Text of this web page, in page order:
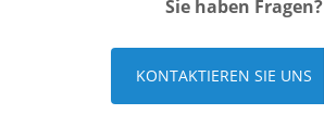
Sie haben Fragen?
KONTAKTIEREN SIE UNS